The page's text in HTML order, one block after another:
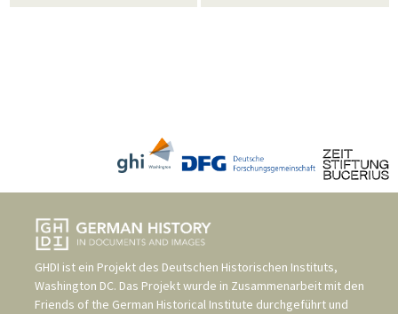
GHDI ist ein Projekt des Deutschen Historischen Instituts,
Washington DC. Das Projekt wurde in Zusammenarbeit mit den
Friends of the German Historical Institute durchgeführt und